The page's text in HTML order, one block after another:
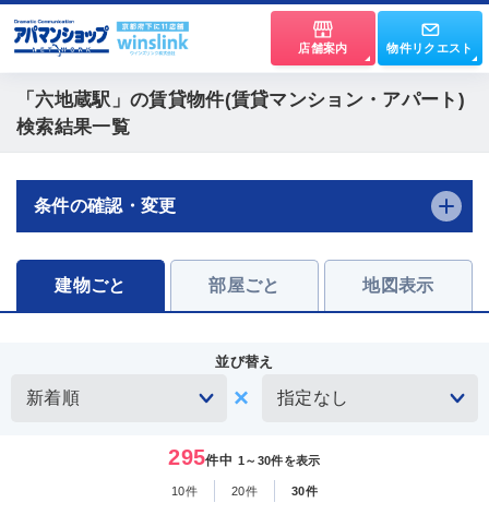
店舗案内 物件リクエスト
「六地蔵駅」 の賃貸物件(賃貸マンション・アパート)
検索結果一覧
条件の確認・変更
建物ごと 部屋ごと 地図表示
並び替え
295件中 1～30件を表示
10件 20件 30件